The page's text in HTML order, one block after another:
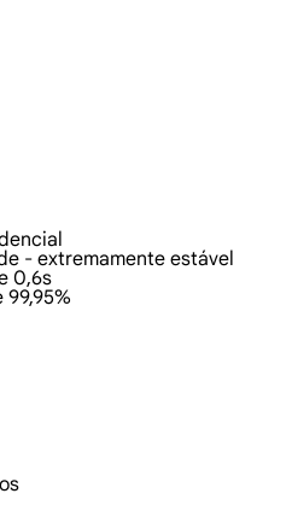
- extremamente estável
0,6s